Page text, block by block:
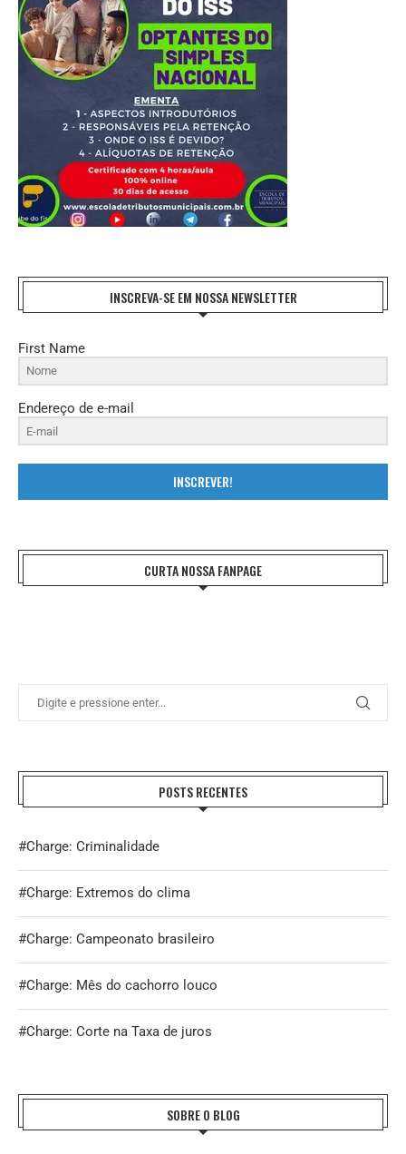
INSCREVA-SE EM NOSSA NEWSLETTER
First Name
Endereço de e-mail
INSCREVER!
CURTA NOSSA FANPAGE
POSTS RECENTES
#Charge: Criminalidade
#Charge: Extremos do clima
#Charge: Campeonato brasileiro
#Charge: Mês do cachorro louco
#Charge: Corte na Taxa de juros
SOBRE O BLOG